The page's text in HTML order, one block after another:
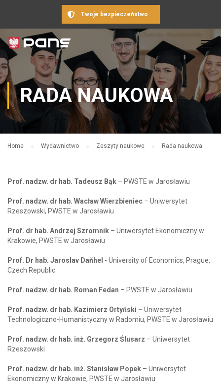
Twoje bezpieczeństwo
RADA NAUKOWA
Home Wydawnictwo Zeszyty naukowe Rada naukowa
Prof. nadzw. dr hab. Tadeusz Bąk – PWSTE w Jarosławiu
Prof. nadzw. dr hab. Wacław Wierzbieniec – Uniwersytet
Rzeszowski, PWSTE w Jarosławiu
Prof. dr hab. Andrzej Szromnik – Uniwersytet Ekonomiczny w
Krakowie, PWSTE w Jarosławiu
Prof. Dr hab. Jaroslav Daňhel - University of Economics, Prague,
Czech Republic
Prof. nadzw. dr hab. Roman Fedan – PWSTE w Jarosławiu
Prof. nadzw. dr hab. Kazimierz Ortyński – Uniwersytet
Technologiczno-Humanistyczny w Radomiu, PWSTE w Jarosławiu
Prof. nadzw. dr hab. inż. Grzegorz Ślusarz – Uniwersytet
Rzeszowski
Prof. nadzw. dr hab. inż. Stanisław Popek – Uniwersytet
Ekonomiczny w Krakowie, PWSTE w Jarosławiu